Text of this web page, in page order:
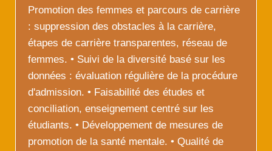
Promotion des femmes et parcours de carrière
: suppression des obstacles à la carrière,
étapes de carrière transparentes, réseau de
femmes. • Suivi de la diversité basé sur les
données : évaluation régulière de la procédure
d'admission. • Faisabilité des études et
conciliation, enseignement centré sur les
étudiants. • Développement de mesures de
promotion de la santé mentale. • Qualité de